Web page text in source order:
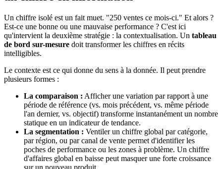
Un chiffre isolé est un fait muet. "250 ventes ce mois-ci." Et alors ?
Est-ce une bonne ou une mauvaise performance ? C'est ici
qu'intervient la deuxième stratégie : la contextualisation. Un tableau
de bord sur-mesure doit transformer les chiffres en récits
intelligibles.
Le contexte est ce qui donne du sens à la donnée. Il peut prendre
plusieurs formes :
La comparaison : Afficher une variation par rapport à une
période de référence (vs. mois précédent, vs. même période
l'an dernier, vs. objectif) transforme instantanément un nombre
statique en un indicateur de tendance.
La segmentation : Ventiler un chiffre global par catégorie,
par région, ou par canal de vente permet d'identifier les
poches de performance ou les zones à problème. Un chiffre
d'affaires global en baisse peut masquer une forte croissance